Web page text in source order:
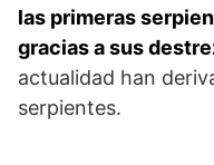
las primeras
gracias a sus
actualidad han
serpientes.